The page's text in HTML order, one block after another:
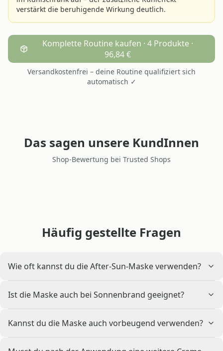
verstärkt die beruhigende Wirkung deutlich.
Komplette Routine kaufen · 4 Produkte ·
96,84 €
Versandkostenfrei – deine Routine qualifiziert sich
automatisch ✓
Das sagen unsere KundInnen
Shop-Bewertung bei Trusted Shops
Häufig gestellte Fragen
Wie oft kannst du die After-Sun-Maske verwenden?
Ist die Maske auch bei Sonnenbrand geeignet?
Kannst du die Maske auch vorbeugend verwenden?